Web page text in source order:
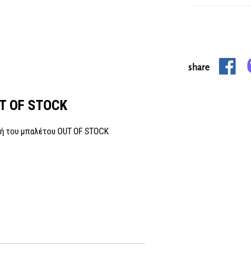
share
OF STOCK
του μπαλέτου OUT OF STOCK